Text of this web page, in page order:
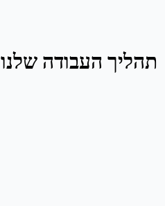
תהליך העבודה שלנו